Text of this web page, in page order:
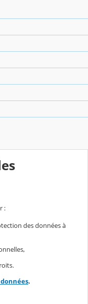
:
des données à
.